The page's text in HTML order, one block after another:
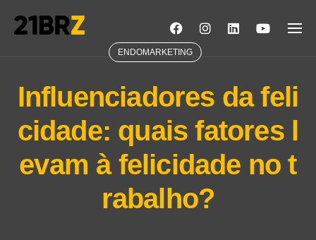
ENDOMARKETING
Influenciadores da feli
cidade: quais fatores l
evam à felicidade no t
rabalho?